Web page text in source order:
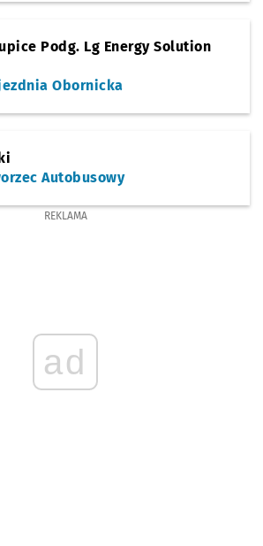
Podg. Lg Energy Solution
Obornicka
Autobusowy
REKLAMA
ad